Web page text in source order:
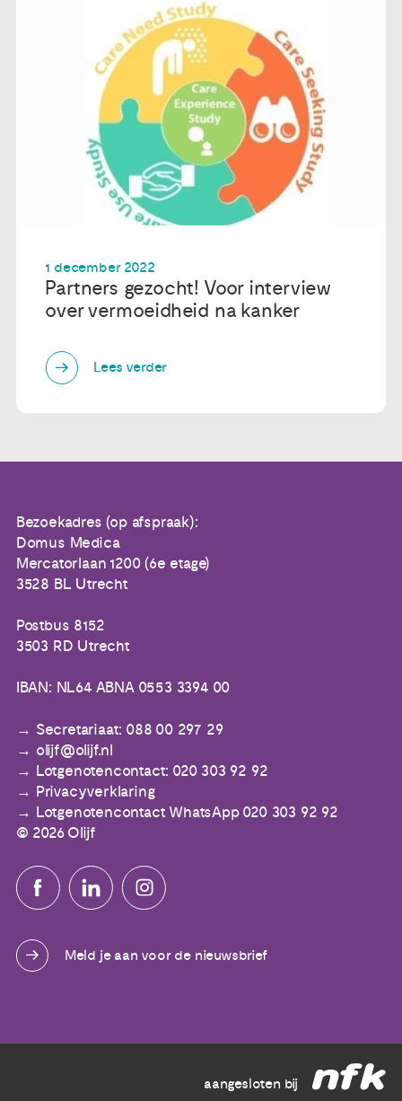
1 december 2022
Partners gezocht! Voor interview
over vermoeidheid na kanker
Lees verder
Bezoekadres (op afspraak):
Domus Medica
Mercatorlaan 1200 (6e etage)
3528 BL Utrecht
Postbus 8152
3503 RD Utrecht
IBAN: NL64 ABNA 0553 3394 00
Secretariaat: 088 00 297 29
olijf@olijf.nl
Lotgenotencontact: 020 303 92 92
Privacyverklaring
Lotgenotencontact WhatsApp 020 303 92 92
© 2026 Olijf
Meld je aan voor de nieuwsbrief
aangesloten bij